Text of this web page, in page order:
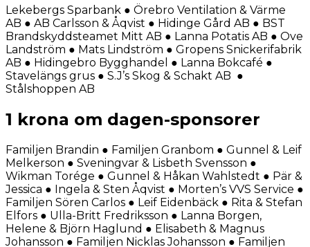
Lekebergs Sparbank ● Örebro Ventilation & Värme
AB ● AB Carlsson & Åqvist ● Hidinge Gård AB ● BST
Brandskyddsteamet Mitt AB ● Lanna Potatis AB ● Ove
Landström ● Mats Lindström ● Gropens Snickerifabrik
AB ● Hidingebro Bygghandel ● Lanna Bokcafé ●
Stavelängs grus ● S.J’s Skog & Schakt AB ●
Stålshoppen AB
1 krona om dagen-sponsorer
Familjen Brandin ● Familjen Granbom ● Gunnel & Leif
Melkerson ● Sveningvar & Lisbeth Svensson ●
Wikman Torége ● Gunnel & Håkan Wahlstedt ● Pär &
Jessica ● Ingela & Sten Åqvist ● Morten’s VVS Service ●
Familjen Sören Carlos ● Leif Eidenbäck ● Rita & Stefan
Elfors ● Ulla-Britt Fredriksson ● Lanna Borgen,
Helene & Björn Haglund ● Elisabeth & Magnus
Johansson ● Familjen Nicklas Johansson ● Familjen